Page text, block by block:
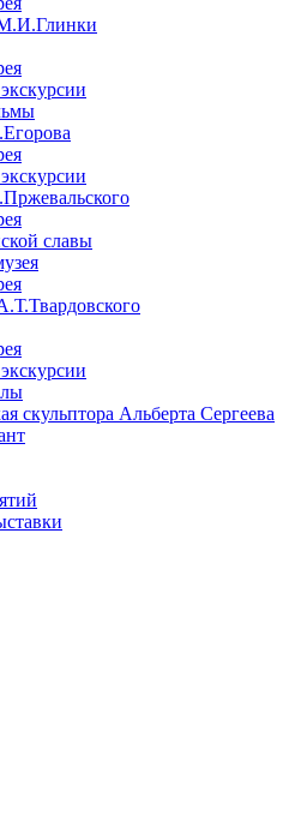
славы
скульптора Альберта Сергеева